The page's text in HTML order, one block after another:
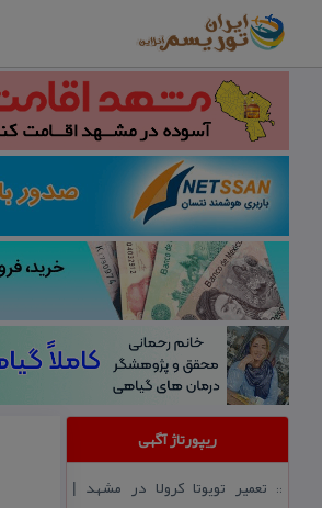
ریپورتاژ آگهی
:: تعمیر تویوتا كرولا در مشهد |